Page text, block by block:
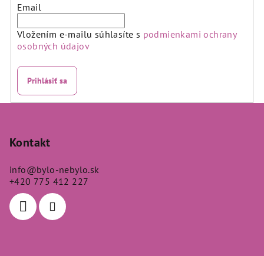
Email
Vložením e-mailu súhlasíte s podmienkami ochrany
osobných údajov
Prihlásiť sa
Kontakt
info@bylo-nebylo.sk
+420 775 412 227